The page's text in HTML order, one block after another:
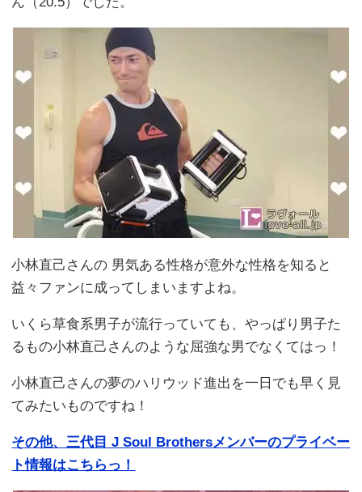
小林直己さんの 男気ある性格が意外な性格を知ると
益々ファンに成ってしまいますよね。
いくら草食系男子が流行っていても、やっぱり男子た
るもの小林直己さんのような屈強な男でなくてはっ！
小林直己さんの夢のハリウッド進出を一日でも早く見
てみたいものですね！
その他、三代目 J Soul Brothersメンバーのプライベー
ト情報はこちらっ！